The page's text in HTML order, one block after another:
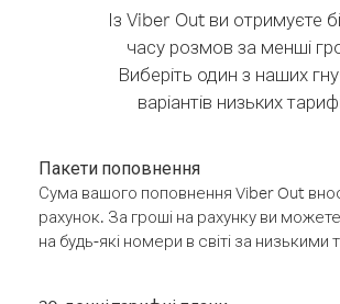
Із Viber Out ви отримуєте
часу розмов за менші
Виберіть один з наших
варіантів низьких
Пакети поповнення
Сума вашого поповнення Viber Out
рахунок. За гроші на рахунку ви
на будь-які номери в світі за